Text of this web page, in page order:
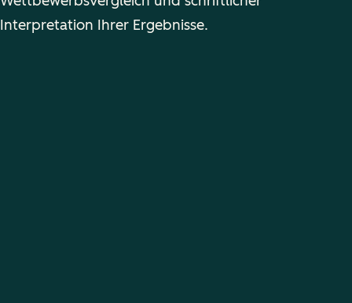
Interpretation Ihrer Ergebnisse.